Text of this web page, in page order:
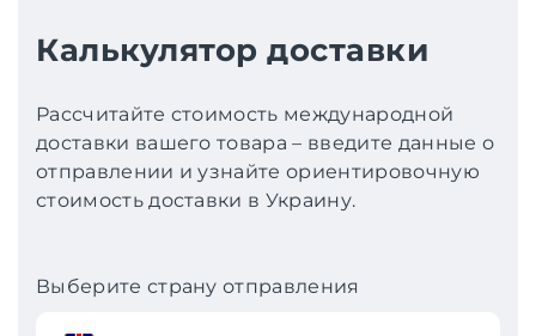
Калькулятор доставки
Рассчитайте стоимость международной
доставки вашего товара – введите данные о
отправлении и узнайте ориентировочную
стоимость доставки в Украину.
Выберите страну отправления